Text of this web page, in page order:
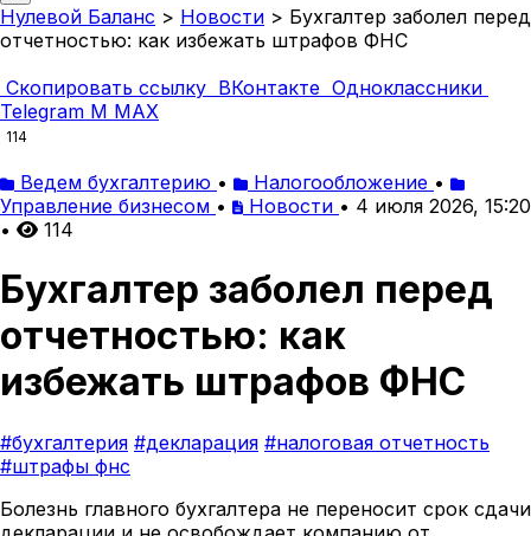
Нулевой Баланс > Новости > Бухгалтер заболел перед
отчетностью: как избежать штрафов ФНС
Скопировать ссылку ВКонтакте Одноклассники
Telegram M MAX
114
Ведем бухгалтерию • Налогообложение •
Управление бизнесом • Новости • 4 июля 2026, 15:20
•
114
Бухгалтер заболел перед
отчетностью: как
избежать штрафов ФНС
#бухгалтерия #декларация #налоговая отчетность
#штрафы фнс
Болезнь главного бухгалтера не переносит срок сдачи